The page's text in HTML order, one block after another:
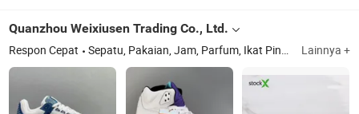
Quanzhou Weixiusen Trading Co., Ltd.
Respon Cepat Sepatu, Pakaian, Jam, Parfum, Ikat Pinggang, Aksesori Lainnya +